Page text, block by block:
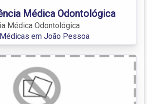
Médica Odontológica
Médica Odontológica
em João Pessoa